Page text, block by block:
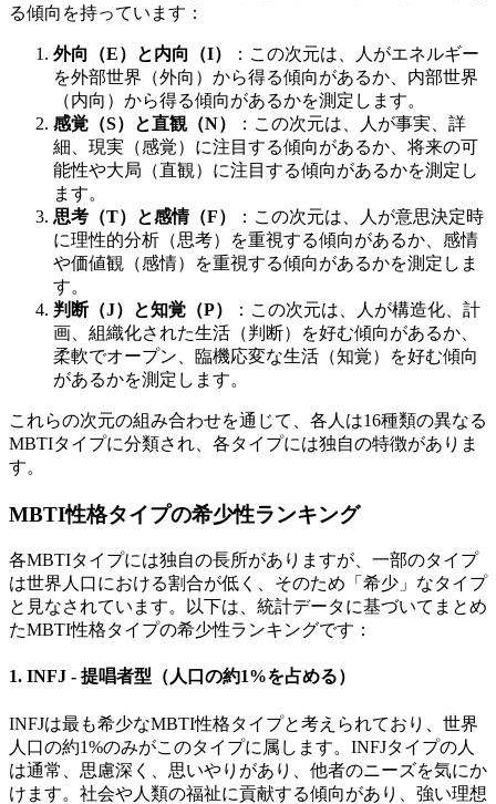
る傾向を持っています：
外向（E）と内向（I）
：この次元は、人がエネルギー
を外部世界（外向）から得る傾向があるか、内部世界
（内向）から得る傾向があるかを測定します。
感覚（S）と直観（N）
：この次元は、人が事実、詳
細、現実（感覚）に注目する傾向があるか、将来の可
能性や大局（直観）に注目する傾向があるかを測定し
ます。
思考（T）と感情（F）
：この次元は、人が意思決定時
に理性的分析（思考）を重視する傾向があるか、感情
や価値観（感情）を重視する傾向があるかを測定しま
す。
判断（J）と知覚（P）
：この次元は、人が構造化、計
画、組織化された生活（判断）を好む傾向があるか、
柔軟でオープン、臨機応変な生活（知覚）を好む傾向
があるかを測定します。
これらの次元の組み合わせを通じて、各人は16種類の異なる
MBTIタイプに分類され、各タイプには独自の特徴がありま
す。
MBTI性格タイプの希少性ランキング
各MBTIタイプには独自の長所がありますが、一部のタイプ
は世界人口における割合が低く、そのため「希少」なタイプ
と見なされています。以下は、統計データに基づいてまとめ
たMBTI性格タイプの希少性ランキングです：
1. INFJ - 提唱者型（人口の約1%を占める）
INFJは最も希少なMBTI性格タイプと考えられており、世界
人口の約1%のみがこのタイプに属します。INFJタイプの人
は通常、思慮深く、思いやりがあり、他者のニーズを気にか
けます。社会や人類の福祉に貢献する傾向があり、強い理想